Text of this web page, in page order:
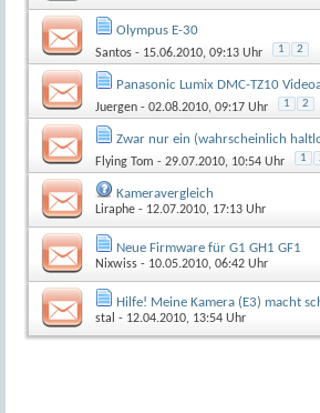
Olympus E-30
Santos - 15.06.2010, 09:13 Uhr 1 2
Panasonic Lumix DMC-TZ10
Juergen - 02.08.2010, 09:17 Uhr 1 2
Zwar nur ein (wahrscheinlich
Flying Tom - 29.07.2010, 10:54 Uhr 1
Kameravergleich
Liraphe - 12.07.2010, 17:13 Uhr
Neue Firmware für G1 GH1 GF1
Nixwiss - 10.05.2010, 06:42 Uhr
Hilfe! Meine Kamera (E3) macht
stal - 12.04.2010, 13:54 Uhr